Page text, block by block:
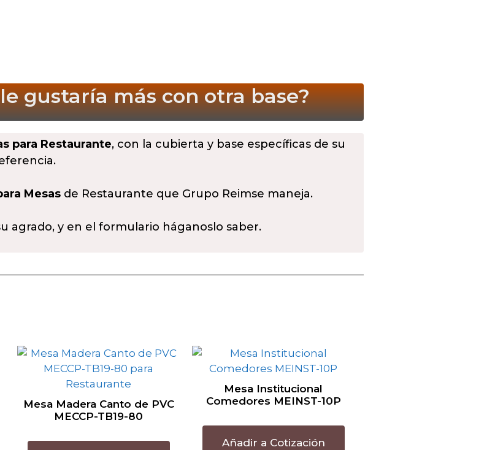
gustaría más con otra base?
para Restaurante, con la cubierta y base específicas de su
Mesas de Restaurante que Grupo Reimse maneja.
agrado, y en el formulario háganoslo saber.
Mesa Madera Canto de PVC
MECCP-TB19-80
Mesa Institucional
Comedores MEINST-10P
Añadir a Cotización